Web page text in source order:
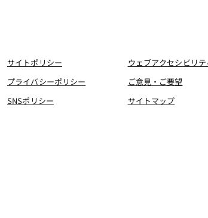
サイトポリシー
プライバシーポリシー
SNSポリシー
ウェブアクセシビリテ
ご意見・ご要望
サイトマップ